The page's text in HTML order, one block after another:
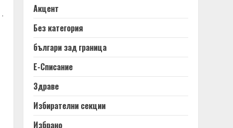
.
Акцент
Без категория
българи зад граница
Е-Списание
Здраве
Избирателни секции
Избрано